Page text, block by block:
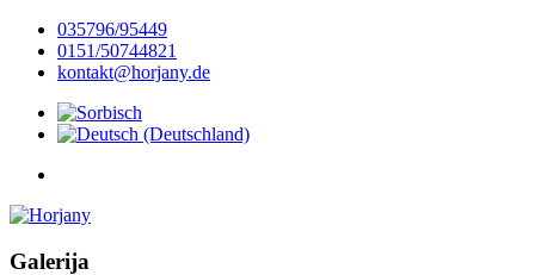
035796/95449
0151/50744821
kontakt@horjany.de
Galerija